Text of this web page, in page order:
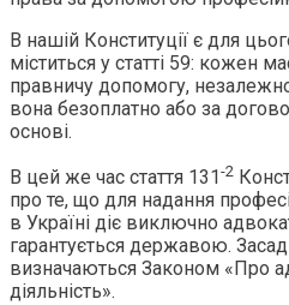
В нашій Конституції є для
міститься у статті 59: кожен
правничу допомогу,
вона безоплатно або за
основі.
В цей же час стаття 131-2
про те, що для надання
в Україні діє виключно
гарантується державою.
визначаються Законом «Про
діяльність».